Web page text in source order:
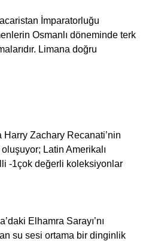
İmparatorluğu
Osmanlı döneminde terk
Limana doğru
Harry Zachary Recanati’nin
Latin Amerikalı
-1çok değerli koleksiyonlar
Elhamra Sarayı’nı
su sesi ortama bir dinginlik